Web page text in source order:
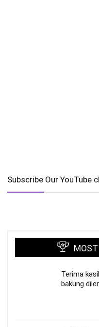
Subscribe Our YouTube
Terima
bakung